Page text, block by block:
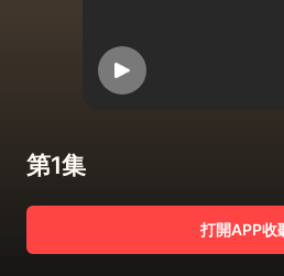
第1集
打開APP收